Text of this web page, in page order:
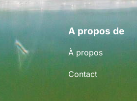
A propos de
À propos
Contact